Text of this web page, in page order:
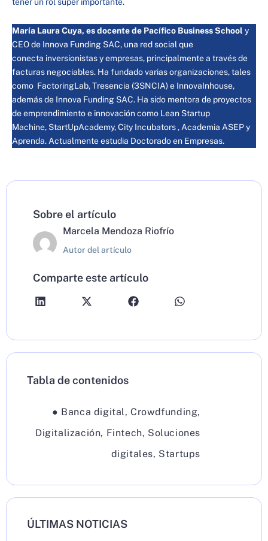
tener un rol super importante.
María Laura Cuya, es docente de Pacífico Business School y
CEO de Innova Funding SAC, una red social que
conecta inversionistas y empresas, principalmente a través de
facturas negociables. Ha fundado varias organizaciones, tales
como FactoringLab, Tresencia (3SNCIA) e InnovaInhouse,
además de Innova Funding SAC. Ha sido mentora de proyectos
de emprendimiento e innovación como Lean Startup
Machine, StartUpAcademy, City Incubators , Academia ASEP y
Aprenda. Actualmente estudia Doctorado en Empresas.
Sobre el artículo
Marcela Mendoza Riofrío
Autor del artículo
Comparte este artículo
Tabla de contenidos
● Banca digital, Crowdfunding,
Digitalización, Fintech, Soluciones
digitales, Startups
ÚLTIMAS NOTICIAS